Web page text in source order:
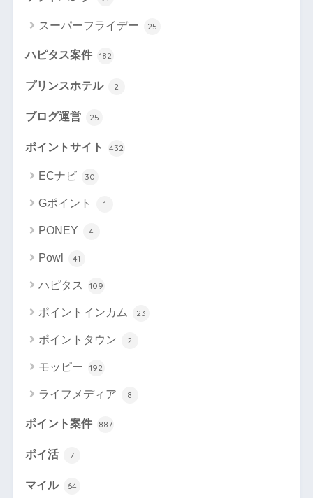
スーパーフライデー 25
ハピタス案件 182
プリンスホテル 2
ブログ運営 25
ポイントサイト 432
ECナビ 30
Gポイント 1
PONEY 4
Powl 41
ハピタス 109
ポイントインカム 23
ポイントタウン 2
モッピー 192
ライフメディア 8
ポイント案件 887
ポイ活 7
マイル 64